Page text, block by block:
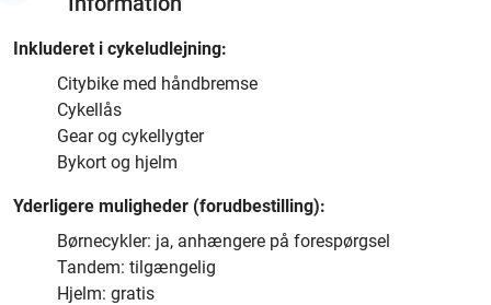
Inkluderet i cykeludlejning:
Citybike med håndbremse
Cykellås
Gear og cykellygter
Bykort og hjelm
Yderligere muligheder (forudbestilling):
Børnecykler: ja, anhængere på forespørgsel
Tandem: tilgængelig
Hjelm: gratis